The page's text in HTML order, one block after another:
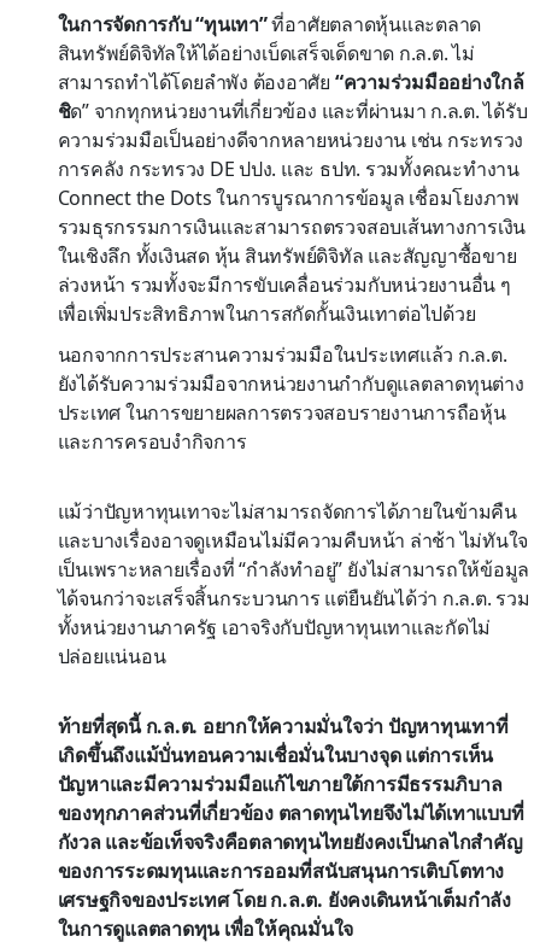
ในการจัดการกับ “ทุนเทา”ที่อาศัยตลาดหุ้นและตลาด
สินทรัพย์ดิจิทัลให้ได้อย่างเบ็ดเสร็จเด็ดขาด ก.ล.ต. ไม่
สามารถทำได้โดยลำพัง ต้องอาศัย “ความร่วมมืออย่างใกล้
ชิด” จากทุกหน่วยงานที่เกี่ยวข้อง และที่ผ่านมา ก.ล.ต. ได้รับ
ความร่วมมือเป็นอย่างดีจากหลายหน่วยงาน เช่น กระทรวง
การคลัง กระทรวง DE ปปง. และ ธปท. รวมทั้งคณะทำงาน
Connect the Dots ในการบูรณาการข้อมูล เชื่อมโยงภาพ
รวมธุรกรรมการเงินและสามารถตรวจสอบเส้นทางการเงิน
ในเชิงลึก ทั้งเงินสด หุ้น สินทรัพย์ดิจิทัล และสัญญาซื้อขาย
ล่วงหน้า รวมทั้งจะมีการขับเคลื่อนร่วมกับหน่วยงานอื่น ๆ
เพื่อเพิ่มประสิทธิภาพในการสกัดกั้นเงินเทาต่อไปด้วย
นอกจากการประสานความร่วมมือในประเทศแล้ว ก.ล.ต.
ยังได้รับความร่วมมือจากหน่วยงานกํากับดูแลตลาดทุนต่าง
ประเทศ ในการขยายผลการตรวจสอบรายงานการถือหุ้น
และการครอบงํากิจการ
แม้ว่าปัญหาทุนเทาจะไม่สามารถจัดการได้ภายในข้ามคืน
และบางเรื่องอาจดูเหมือนไม่มีความคืบหน้า ล่าช้า ไม่ทันใจ
เป็นเพราะหลายเรื่องที่ “กำลังทำอยู่” ยังไม่สามารถให้ข้อมูล
ได้จนกว่าจะเสร็จสิ้นกระบวนการ แต่ยืนยันได้ว่า ก.ล.ต. รวม
ทั้งหน่วยงานภาครัฐ เอาจริงกับปัญหาทุนเทาและกัดไม่
ปล่อยแน่นอน
ท้ายที่สุดนี้ ก.ล.ต. อยากให้ความมั่นใจว่า ปัญหาทุนเทาที่
เกิดขึ้นถึงแม้บั่นทอนความเชื่อมั่นในบางจุด แต่การเห็น
ปัญหาและมีความร่วมมือแก้ไขภายใต้การมีธรรมภิบาล
ของทุกภาคส่วนที่เกี่ยวข้อง ตลาดทุนไทยจึงไม่ได้เทาแบบที่
กังวล และข้อเท็จจริงคือตลาดทุนไทยยังคงเป็นกลไกสำคัญ
ของการระดมทุนและการออมที่สนับสนุนการเติบโตทาง
เศรษฐกิจของประเทศ โดย ก.ล.ต. ยังคงเดินหน้าเต็มกำลัง
ในการดูแลตลาดทุน เพื่อให้คุณมั่นใจ